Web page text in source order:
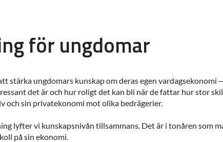
för ungdomar
stärka ungdomars kunskap om deras egen vardagsekonomi
det är och hur roligt det kan bli när de fattar hur stor
och sin privatekonomi mot olika bedrägerier.
lyfter vi kunskapsnivån tillsammans. Det är i tonåren som
på sin ekonomi.